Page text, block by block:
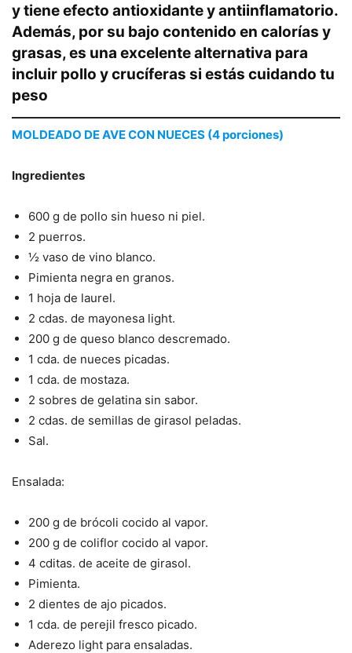
y tiene efecto antioxidante y antiinflamatorio.
Además, por su bajo contenido en calorías y
grasas, es una excelente alternativa para
incluir pollo y crucíferas si estás cuidando tu
peso
MOLDEADO DE AVE CON NUECES (4 porciones)
Ingredientes
600 g de pollo sin hueso ni piel.
2 puerros.
½ vaso de vino blanco.
Pimienta negra en granos.
1 hoja de laurel.
2 cdas. de mayonesa light.
200 g de queso blanco descremado.
1 cda. de nueces picadas.
1 cda. de mostaza.
2 sobres de gelatina sin sabor.
2 cdas. de semillas de girasol peladas.
Sal.
Ensalada:
200 g de brócoli cocido al vapor.
200 g de coliflor cocido al vapor.
4 cditas. de aceite de girasol.
Pimienta.
2 dientes de ajo picados.
1 cda. de perejil fresco picado.
Aderezo light para ensaladas.